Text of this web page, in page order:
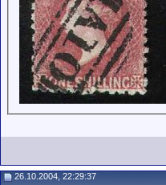
26.10.2004, 22:29:37